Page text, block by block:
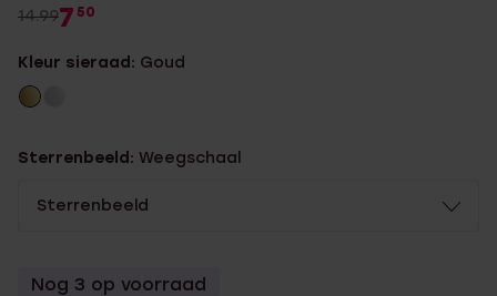
14.997 50
Kleur sieraad: Goud
Sterrenbeeld: Weegschaal
Sterrenbeeld
Nog 3 op voorraad